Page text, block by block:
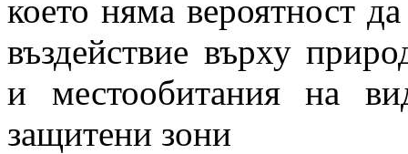
което няма вероятност
въздействие върху
и местообитания на
защитени зони